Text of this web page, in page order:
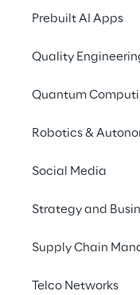
Prebuilt AI Apps
Quality
Quantum
Robotics &
Social Media
Strategy and
Supply Chain
Telco Networks